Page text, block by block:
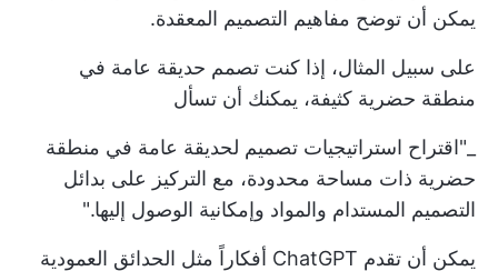
يمكن أن توضح مفاهيم التصميم المعقدة.
على سبيل المثال، إذا كنت تصمم حديقة عامة في
منطقة حضرية كثيفة، يمكنك أن تسأل
_"اقتراح استراتيجيات تصميم لحديقة عامة في منطقة
حضرية ذات مساحة محدودة، مع التركيز على بدائل
التصميم المستدام والمواد وإمكانية الوصول إليها."
يمكن أن تقدم ChatGPT أفكاراً مثل الحدائق العمودية